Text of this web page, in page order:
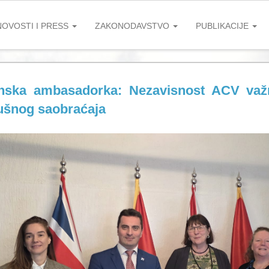
I PRESS ZAKONODAVSTVO PUBLIKACIJE
ambasadorka: Nezavisnost ACV
saobraćaja